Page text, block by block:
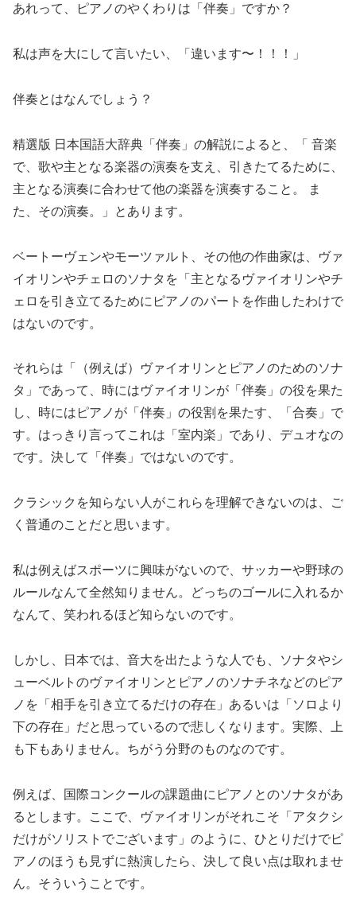
あれって、ピアノのやくわりは「伴奏」ですか？
私は声を大にして言いたい、「違います〜！！！」
伴奏とはなんでしょう？
精選版 日本国語大辞典「伴奏」の解説によると、「 音楽
で、歌や主となる楽器の演奏を支え、引きたてるために、
主となる演奏に合わせて他の楽器を演奏すること。 ま
た、その演奏。」とあります。
ベートーヴェンやモーツァルト、その他の作曲家は、ヴァ
イオリンやチェロのソナタを「主となるヴァイオリンやチ
ェロを引き立てるためにピアノのパートを作曲したわけで
はないのです。
それらは「（例えば）ヴァイオリンとピアノのためのソナ
タ」であって、時にはヴァイオリンが「伴奏」の役を果た
し、時にはピアノが「伴奏」の役割を果たす、「合奏」で
す。はっきり言ってこれは「室内楽」であり、デュオなの
です。決して「伴奏」ではないのです。
クラシックを知らない人がこれらを理解できないのは、ご
く普通のことだと思います。
私は例えばスポーツに興味がないので、サッカーや野球の
ルールなんて全然知りません。どっちのゴールに入れるか
なんて、笑われるほど知らないのです。
しかし、日本では、音大を出たような人でも、ソナタやシ
ューベルトのヴァイオリンとピアノのソナチネなどのピア
ノを「相手を引き立てるだけの存在」あるいは「ソロより
下の存在」だと思っているので悲しくなります。実際、上
も下もありません。ちがう分野のものなのです。
例えば、国際コンクールの課題曲にピアノとのソナタがあ
るとします。ここで、ヴァイオリンがそれこそ「アタクシ
だけがソリストでございます」のように、ひとりだけでピ
アノのほうも見ずに熱演したら、決して良い点は取れませ
ん。そういうことです。